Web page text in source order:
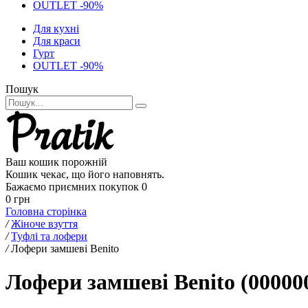
OUTLET -90%
Для кухні
Для краси
Гурт
OUTLET -90%
Пошук
Ваш кошик порожній
Кошик чекає, що його наповнять.
Бажаємо приємних покупок 0
0 грн
Головна сторінка
/ Жіноче взуття
/ Туфлі та лофери
/ Лофери замшеві Benito
Лофери замшеві Benito